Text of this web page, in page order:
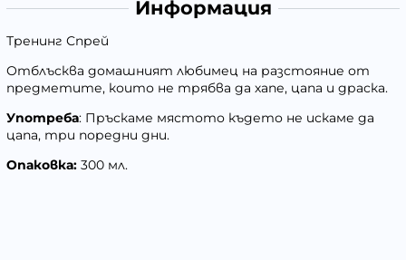
Информация
Тренинг Спрей
Отблъсква домашният любимец на разстояние от
предметите, които не трябва да хапе, цапа и драска.
Употреба: Пръскаме мястото където не искаме да
цапа, три поредни дни.
Опаковка: 300 мл.